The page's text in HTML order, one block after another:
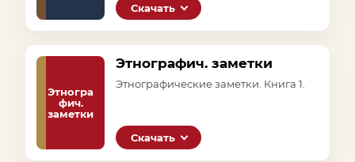
Скачать
Этногра
фич.
заметки
Этнографич. заметки
Этнографические заметки. Книга 1.
Скачать